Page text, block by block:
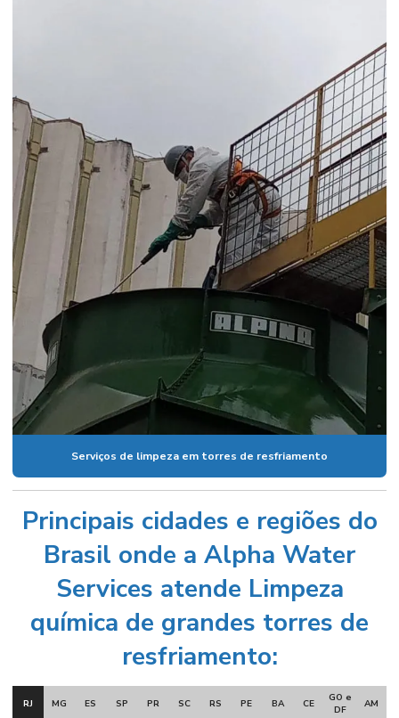
Serviços de limpeza em torres de resfriamento
Principais cidades e regiões do
Brasil onde a Alpha Water
Services atende Limpeza
química de grandes torres de
resfriamento:
RJ MG ES SP PR SC RS PE BA CE
GO e
DF
AM